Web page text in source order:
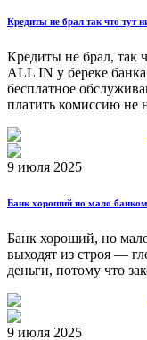
Кредиты не брал так что тут
Кредиты не брал, так
ALL IN у береке
бесплатное
платить комиссию не
9 июля 2025
Банк хороший но мало
Банк хороший, но
выходят из строя —
деньги, потому что
9 июля 2025